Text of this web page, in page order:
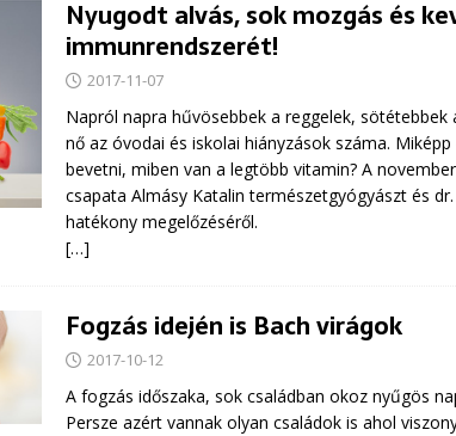
Nyugodt alvás, sok mozgás és
immunrendszerét!
2017-11-07
Napról napra hűvösebbek a reggelek,
nő az óvodai és iskolai hiányzások száma.
bevetni, miben van a legtöbb vitamin? A
csapata Almásy Katalin természetgyógyászt és
hatékony megelőzéséről.
[…]
Fogzás idején is Bach virágok
2017-10-12
A fogzás időszaka, sok családban okoz nyűgös
Persze azért vannak olyan családok is ahol